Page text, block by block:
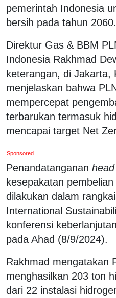
pemerintah Indonesia
bersih pada tahun 2060.
Direktur Gas & BBM
Indonesia Rakhmad
keterangan, di Jakarta,
menjelaskan bahwa
mempercepat
terbarukan termasuk
mencapai target Net
Sponsored
Penandatanganan
kesepakatan
dilakukan dalam
International
konferensi
pada Ahad (8/9/2024).
Rakhmad mengatakan
menghasilkan 203 ton
dari 22 instalasi